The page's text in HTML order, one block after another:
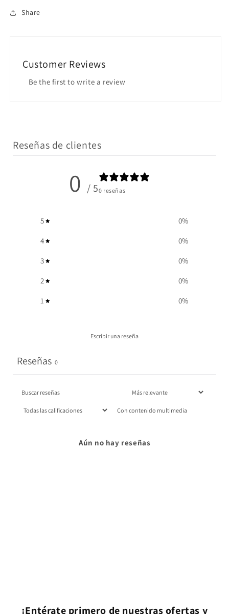
Share
Customer Reviews
Be the first to write a review
Reseñas de clientes
0 / 50 reseñas
5 0%
4 0%
3 0%
2 0%
1 0%
Escribir una reseña
Reseñas 0
Con contenido multimedia
Aún no hay reseñas
¡Entérate primero de nuestras ofertas y